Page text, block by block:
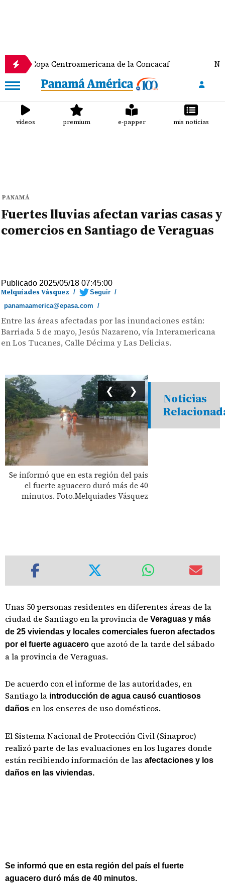
Centroamericana de la Concacaf Nathalee
videos premium e-papper mis noticias
PANAMÁ
Fuertes lluvias afectan varias casas y
comercios en Santiago de Veraguas
Publicado 2025/05/18 07:45:00
Melquíades Vásquez / Seguir /
panamaamerica@epasa.com /
Entre las áreas afectadas por las inundaciones están:
Barriada 5 de mayo, Jesús Nazareno, vía Interamericana
en Los Tucanes, Calle Décima y Las Delicias.
Se informó que en esta región del país
el fuerte aguacero duró más de 40
minutos. Foto.Melquiades Vásquez
❮ ❯
Noticias
Unas 50 personas residentes en diferentes áreas de la
ciudad de Santiago en la provincia de Veraguas y más
de 25 viviendas y locales comerciales fueron afectados
por el fuerte aguacero que azotó de la tarde del sábado
a la provincia de Veraguas.
De acuerdo con el informe de las autoridades, en
Santiago la introducción de agua causó cuantiosos
daños en los enseres de uso domésticos.
El Sistema Nacional de Protección Civil (Sinaproc)
realizó parte de las evaluaciones en los lugares donde
están recibiendo información de las afectaciones y los
daños en las viviendas.
Se informó que en esta región del país el fuerte
aguacero duró más de 40 minutos.